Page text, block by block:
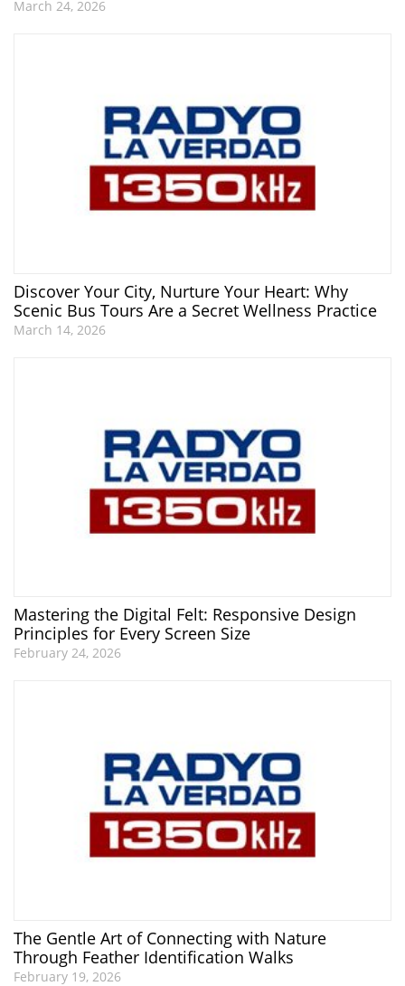
March 24, 2026
Discover Your City, Nurture Your Heart: Why
Scenic Bus Tours Are a Secret Wellness Practice
March 14, 2026
Mastering the Digital Felt: Responsive Design
Principles for Every Screen Size
February 24, 2026
The Gentle Art of Connecting with Nature
Through Feather Identification Walks
February 19, 2026